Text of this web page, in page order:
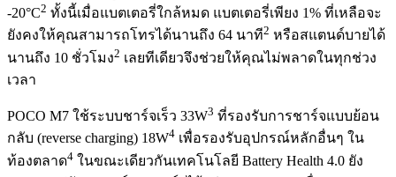
-20°C2 ทั้งนี้เมื่อแบตเตอรี่ใกล้หมด แบตเตอรี่เพียง 1% ที่เหลือจะ
ยังคงให้คุณสามารถโทรได้นานถึง 64 นาที2 หรือสแตนด์บายได้
นานถึง 10 ชั่วโมง2 เลยทีเดียวจึงช่วยให้คุณไม่พลาดในทุกช่วง
เวลา
POCO M7 ใช้ระบบชาร์จเร็ว 33W3 ที่รองรับการชาร์จแบบย้อน
กลับ (reverse charging) 18W4 เพื่อรองรับอุปกรณ์หลักอื่นๆ ใน
ท้องตลาด4 ในขณะเดียวกันเทคโนโลยี Battery Health 4.0 ยัง